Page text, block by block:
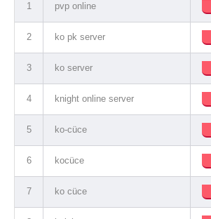
1 pvp online
2 ko pk server
3 ko server
4 knight online server
5 ko-cüce
6 kocüce
7 ko cüce